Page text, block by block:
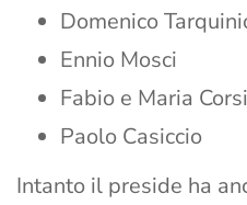
Domenico
Ennio Mosci
Fabio e Maria
Paolo Casiccio
Intanto il preside ha